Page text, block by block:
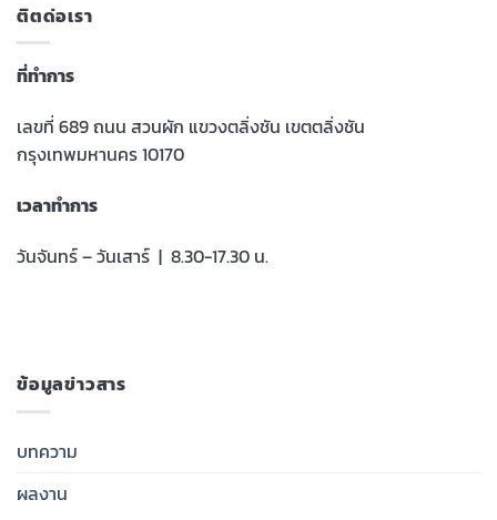
ติตด่อเรา
ที่ทำการ
เลขที่ 689 ถนน สวนผัก แขวงตลิ่งชัน เขตตลิ่งชัน
กรุงเทพมหานคร 10170
เวลาทำการ
วันจันทร์ – วันเสาร์ | 8.30-17.30 น.
ข้อมูลข่าวสาร
บทความ
ผลงาน